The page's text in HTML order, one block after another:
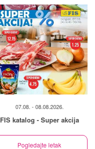
07.08. - 08.08.2026.
FIS katalog - Super akcija
Pogledajte letak